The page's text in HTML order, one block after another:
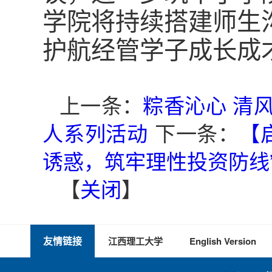
学院将持续搭建师
护航经管学子成长成
上一条： 粽香沁心 清
人系列活动 下一条：
诱惑，筑牢理性投资防
【关闭】
友情链接 江西理工大学 English Version